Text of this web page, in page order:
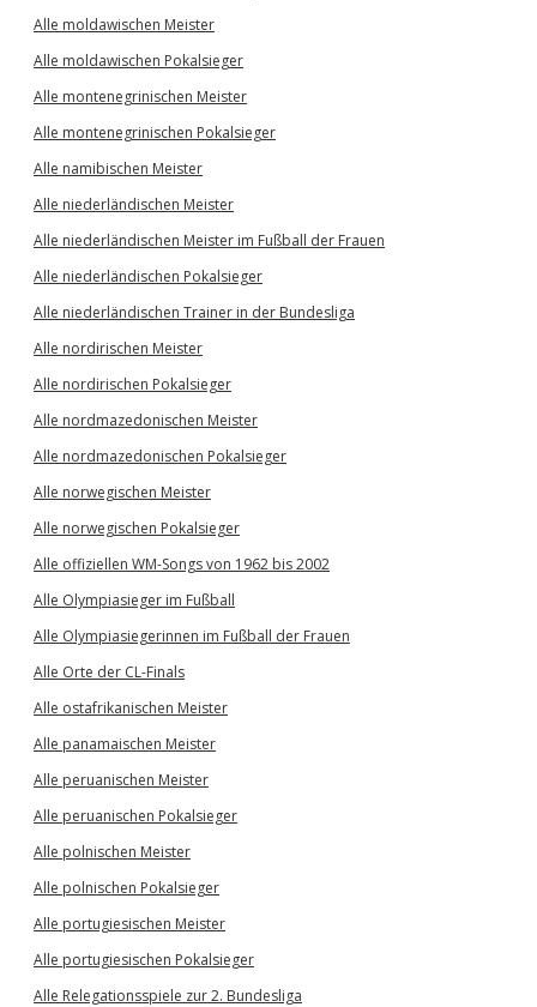
Alle moldawischen Meister
Alle moldawischen Pokalsieger
Alle montenegrinischen Meister
Alle montenegrinischen Pokalsieger
Alle namibischen Meister
Alle niederländischen Meister
Alle niederländischen Meister im Fußball der Frauen
Alle niederländischen Pokalsieger
Alle niederländischen Trainer in der Bundesliga
Alle nordirischen Meister
Alle nordirischen Pokalsieger
Alle nordmazedonischen Meister
Alle nordmazedonischen Pokalsieger
Alle norwegischen Meister
Alle norwegischen Pokalsieger
Alle offiziellen WM-Songs von 1962 bis 2002
Alle Olympiasieger im Fußball
Alle Olympiasiegerinnen im Fußball der Frauen
Alle Orte der CL-Finals
Alle ostafrikanischen Meister
Alle panamaischen Meister
Alle peruanischen Meister
Alle peruanischen Pokalsieger
Alle polnischen Meister
Alle polnischen Pokalsieger
Alle portugiesischen Meister
Alle portugiesischen Pokalsieger
Alle Relegationsspiele zur 2. Bundesliga